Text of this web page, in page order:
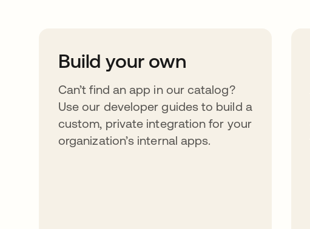
Build your own
Can’t find an app in our catalog?
Use our developer guides to build a
custom, private integration for your
organization’s internal apps.